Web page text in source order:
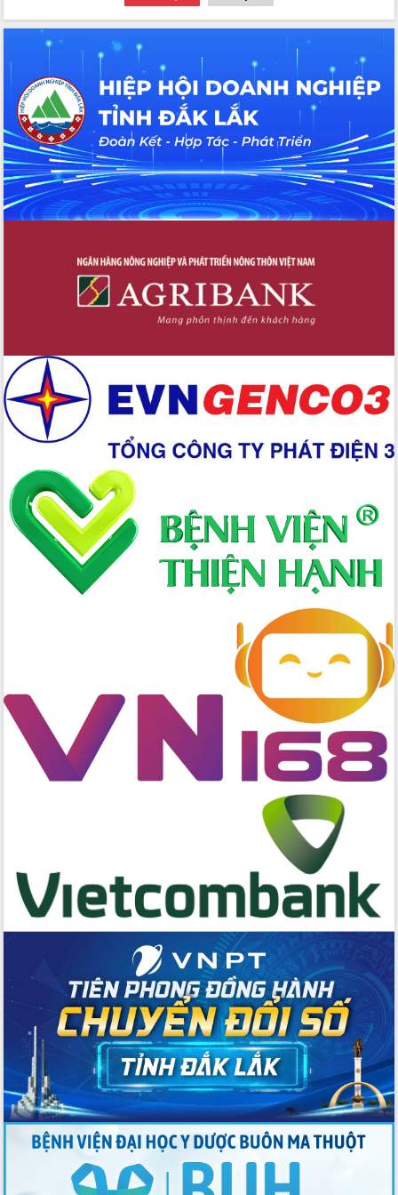
đấu có 77% xã đạt chuẩn nông thôn
mới
Chuyển đổi số 'mở đường' cho nông
nghiệp Đắk Lắk tăng trưởng bứt phá
Triển khai đồng bộ đo đạc, lập hồ sơ
địa chính, hoàn thiện cơ sở dữ liệu đất
đai
Ứng dụng sinh trắc học - Bước tiến
trong hành trình chuyển đổi số tại Đắk
Lắk
Đắk Lắk nâng cao hiệu quả công tác
Đảng từ Sổ tay đảng viên điện tử
nghệ, hướng tới phát triển thủy sản
Tập huấn nâng cao năng lực triển khai
chuyển đổi số cho cán bộ, công chức
Đắk Lắk phát động hưởng ứng Ngày
Quyền của người tiêu dùng Việt Nam
2026
Đẩy mạnh cải cách hành chính, quyết
tâm đạt được mục tiêu tăng trưởng
hai con số trong năm 2026
Tổ chức trang trọng Lễ hội Đền thờ
Lương Văn Chánh năm 2026
Phó Bí thư Tỉnh ủy Đắk Lắk Đỗ Hữu
Huy giữ chức Bí thư Đảng ủy Ủy Ban
Nhân dân tỉnh
Bệnh án điện tử thúc đẩy chuyển đổi
số y tế tại Đắk Lắk
Chương trình “Gặp gỡ hữu nghị –
Friendship Meeting New Year 2026”
Bầu cử Quốc hội và HĐND: Cử tri Đắk
Lắk gửi gắm niềm tin, kỳ vọng vào lá
Đảm bảo cuộc bầu cử đại biểu Quốc
hội và đại biểu HĐND các cấp diễn ra
an toàn, hiệu quả, đúng quy định
Thủ tướng Chính phủ Phạm Minh Chính
kiểm tra, chỉ đạo hoàn thành các dự
án cao tốc và thăm khu tái định cư tại
Đắk Lắk
Sôi nổi Hội đua ngựa truyền thống Gò
Thì Thùng mừng Xuân Bính Ngọ 2026
Lãnh đạo tỉnh dâng hương tưởng niệm
tại Đập Đồng Cam đầu Xuân Bính Ngọ
Ngành nông nghiệp phấn đấu tăng
trưởng đạt 5,86% trong năm 2026
UBND tỉnh Đắk Lắk triển khai công tác
quốc phòng, quân sự địa phương năm
Đắk Lắk tập trung toàn lực khắc phục